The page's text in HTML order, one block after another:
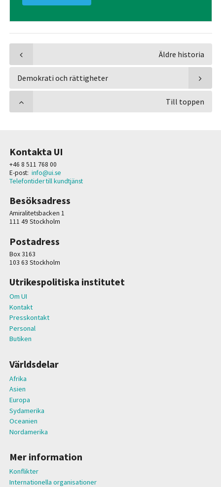
Äldre historia
Demokrati och rättigheter
Till toppen
Kontakta UI
+46 8 511 768 00
E-post: info@ui.se
Telefontider till kundtjänst
Besöksadress
Amiralitetsbacken 1
111 49 Stockholm
Postadress
Box 3163
103 63 Stockholm
Utrikespolitiska institutet
Om UI
Kontakt
Presskontakt
Personal
Butiken
Världsdelar
Afrika
Asien
Europa
Sydamerika
Oceanien
Nordamerika
Mer information
Konflikter
Internationella organisationer